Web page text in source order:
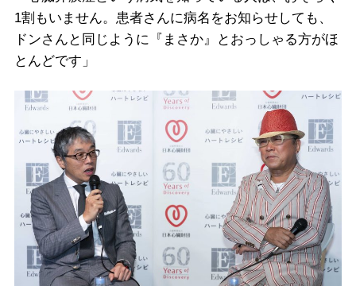
1割もいません。患者さんに病名をお知らせしても、
ドンさんと同じように『まさか』とおっしゃる方がほ
とんどです」